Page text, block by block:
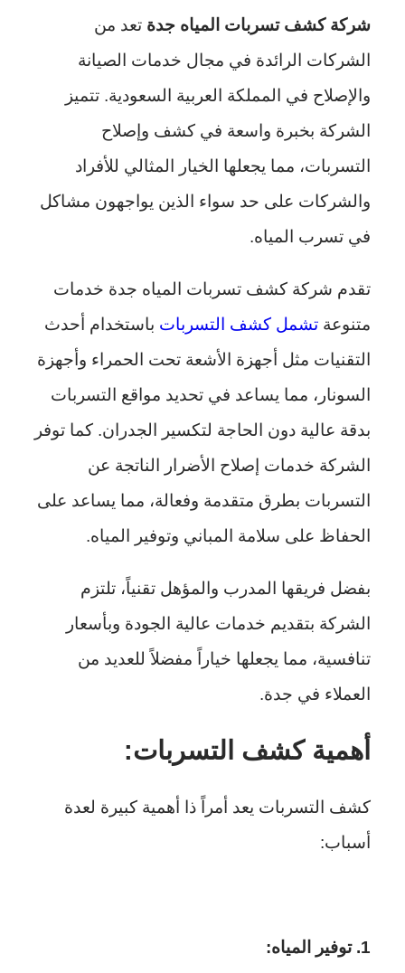
شركة كشف تسربات المياه جدة تعد من
الشركات الرائدة في مجال خدمات الصيانة
والإصلاح في المملكة العربية السعودية. تتميز
الشركة بخبرة واسعة في كشف وإصلاح
التسربات، مما يجعلها الخيار المثالي للأفراد
والشركات على حد سواء الذين يواجهون مشاكل
في تسرب المياه.
تقدم شركة كشف تسربات المياه جدة خدمات
متنوعة تشمل كشف التسربات باستخدام أحدث
التقنيات مثل أجهزة الأشعة تحت الحمراء وأجهزة
السونار، مما يساعد في تحديد مواقع التسربات
بدقة عالية دون الحاجة لتكسير الجدران. كما توفر
الشركة خدمات إصلاح الأضرار الناتجة عن
التسربات بطرق متقدمة وفعالة، مما يساعد على
الحفاظ على سلامة المباني وتوفير المياه.
بفضل فريقها المدرب والمؤهل تقنياً، تلتزم
الشركة بتقديم خدمات عالية الجودة وبأسعار
تنافسية، مما يجعلها خياراً مفضلاً للعديد من
العملاء في جدة.
أهمية كشف التسربات:
كشف التسربات يعد أمراً ذا أهمية كبيرة لعدة
أسباب:
1. توفير المياه: